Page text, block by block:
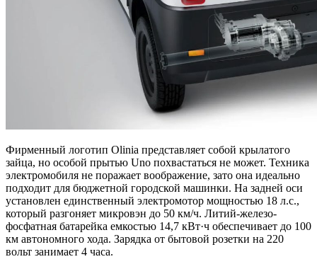
Фирменный логотип Olinia представляет собой крылатого
зайца, но особой прытью Uno похвастаться не может. Техника
электромобиля не поражает воображение, зато она идеально
подходит для бюджетной городской машинки. На задней оси
установлен единственный электромотор мощностью 18 л.с.,
который разгоняет микровэн до 50 км/ч. Литий-железо-
фосфатная батарейка емкостью 14,7 кВт·ч обеспечивает до 100
км автономного хода. Зарядка от бытовой розетки на 220
вольт занимает 4 часа.